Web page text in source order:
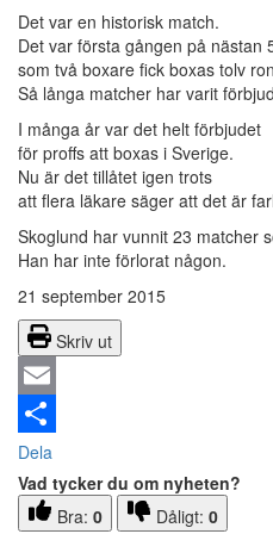
Det var en historisk match.
Det var första gången på nästan
som två boxare fick boxas tolv
Så långa matcher har varit
I många år var det helt förbjudet
för proffs att boxas i Sverige.
Nu är det tillåtet igen trots
att flera läkare säger att det är
Skoglund har vunnit 23 matcher
Han har inte förlorat någon.
21 september 2015
Skriv ut
Email
Dela
Vad tycker du om nyheten?
Bra: 0 Dåligt: 0